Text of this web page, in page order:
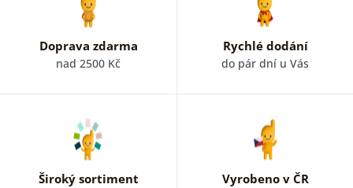
Doprava zdarma
nad 2500 Kč
Rychlé dodání
do pár dní u Vás
Široký sortiment Vyrobeno v ČR